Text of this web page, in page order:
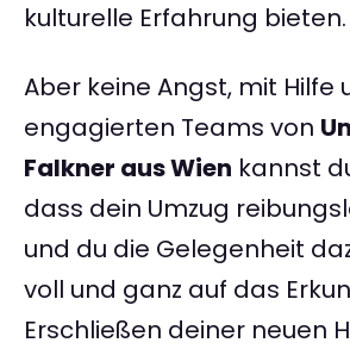
kulturelle Erfahrung bieten.
Aber keine Angst, mit Hilfe
engagierten Teams von
Falkner aus Wien kannst
dass dein Umzug
und du die Gelegenheit
voll und ganz auf das
Erschließen deiner neuen